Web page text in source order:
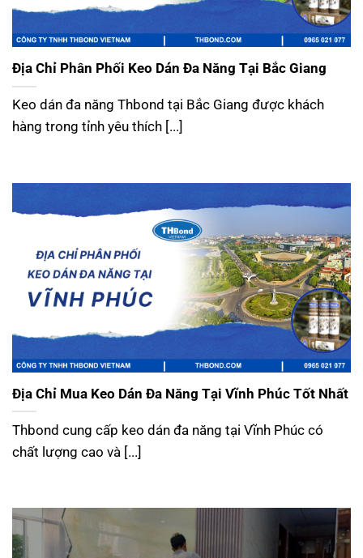
Địa Chỉ Phân Phối Keo Dán Đa Năng Tại Bắc Giang
Keo dán đa năng Thbond tại Bắc Giang được khách
hàng trong tỉnh yêu thích [...]
Địa Chỉ Mua Keo Dán Đa Năng Tại Vĩnh Phúc Tốt Nhất
Thbond cung cấp keo dán đa năng tại Vĩnh Phúc có
chất lượng cao và [...]